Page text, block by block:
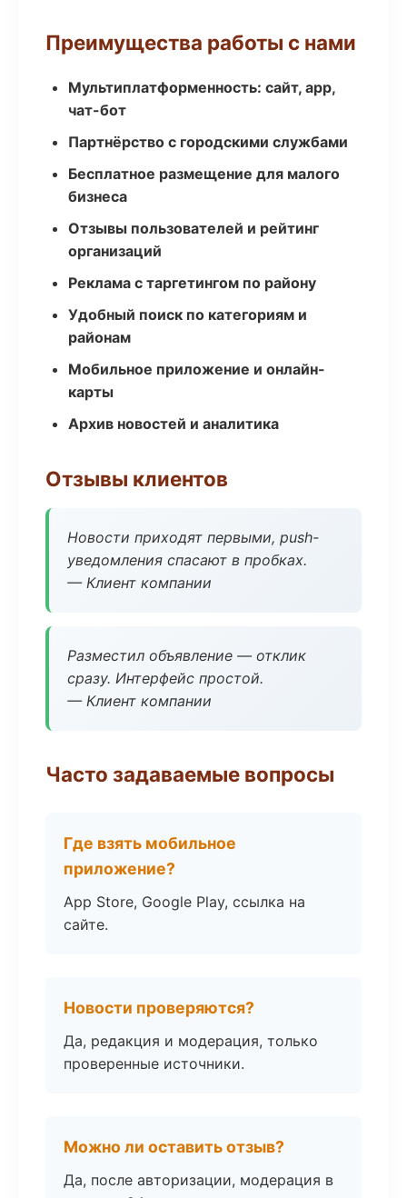
Преимущества работы с нами
Мультиплатформенность: сайт, app,
чат-бот
Партнёрство с городскими службами
Бесплатное размещение для малого
бизнеса
Отзывы пользователей и рейтинг
организаций
Реклама с таргетингом по району
Удобный поиск по категориям и
районам
Мобильное приложение и онлайн-
карты
Архив новостей и аналитика
Отзывы клиентов
Новости приходят первыми, push-
уведомления спасают в пробках.
— Клиент компании
Разместил объявление — отклик
сразу. Интерфейс простой.
— Клиент компании
Часто задаваемые вопросы
Где взять мобильное
приложение?
App Store, Google Play, ссылка на
сайте.
Новости проверяются?
Да, редакция и модерация, только
проверенные источники.
Можно ли оставить отзыв?
Да, после авторизации, модерация в